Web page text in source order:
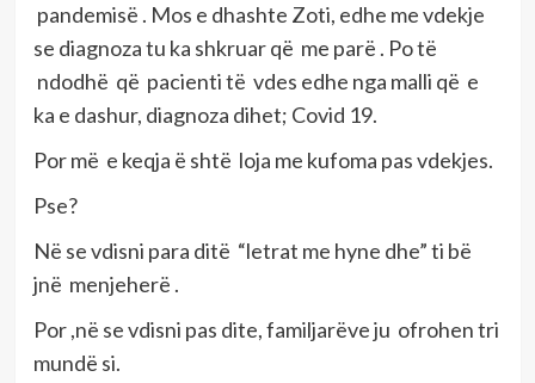
pandemisë . Mos e dhashte Zoti, edhe me vdekje
se diagnoza tu ka shkruar që me parë . Po të
ndodhë që pacienti të vdes edhe nga malli që e
ka e dashur, diagnoza dihet; Covid 19.
Por më e keqja ë shtë loja me kufoma pas vdekjes.
Pse?
Në se vdisni para ditë “letrat me hyne dhe” ti bë
jnë menjeherë .
Por ,në se vdisni pas dite, familjarëve ju ofrohen tri
mundë si.